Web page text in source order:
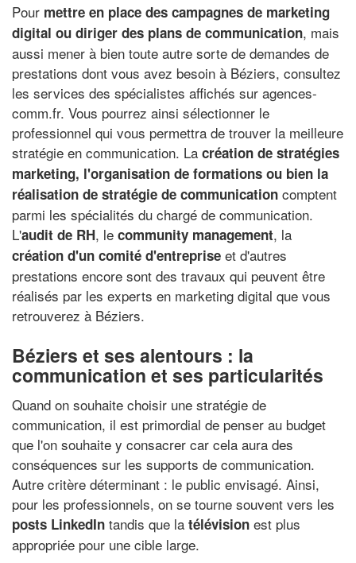
Pour mettre en place des campagnes de marketing
digital ou diriger des plans de communication, mais
aussi mener à bien toute autre sorte de demandes de
prestations dont vous avez besoin à Béziers, consultez
les services des spécialistes affichés sur agences-
comm.fr. Vous pourrez ainsi sélectionner le
professionnel qui vous permettra de trouver la meilleure
stratégie en communication. La création de stratégies
marketing, l'organisation de formations ou bien la
réalisation de stratégie de communication comptent
parmi les spécialités du chargé de communication.
L'audit de RH, le community management, la
création d'un comité d'entreprise et d'autres
prestations encore sont des travaux qui peuvent être
réalisés par les experts en marketing digital que vous
retrouverez à Béziers.
Béziers et ses alentours : la
communication et ses particularités
Quand on souhaite choisir une stratégie de
communication, il est primordial de penser au budget
que l'on souhaite y consacrer car cela aura des
conséquences sur les supports de communication.
Autre critère déterminant : le public envisagé. Ainsi,
pour les professionnels, on se tourne souvent vers les
posts LinkedIn tandis que la télévision est plus
appropriée pour une cible large.